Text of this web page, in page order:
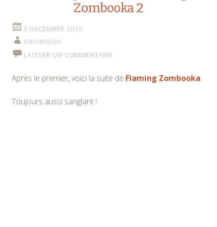
Zombooka 2
3 DÉCEMBRE 2010
GROBIGOU
LAISSER UN COMMENTAIRE
Après le premier, voici la suite de Flaming Zombooka.
Toujours aussi sanglant !